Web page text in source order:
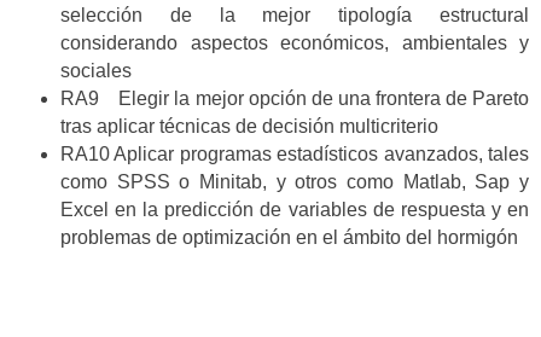
selección de la mejor tipología estructural
considerando aspectos económicos, ambientales y
sociales
RA9 Elegir la mejor opción de una frontera de Pareto
tras aplicar técnicas de decisión multicriterio
RA10 Aplicar programas estadísticos avanzados, tales
como SPSS o Minitab, y otros como Matlab, Sap y
Excel en la predicción de variables de respuesta y en
problemas de optimización en el ámbito del hormigón